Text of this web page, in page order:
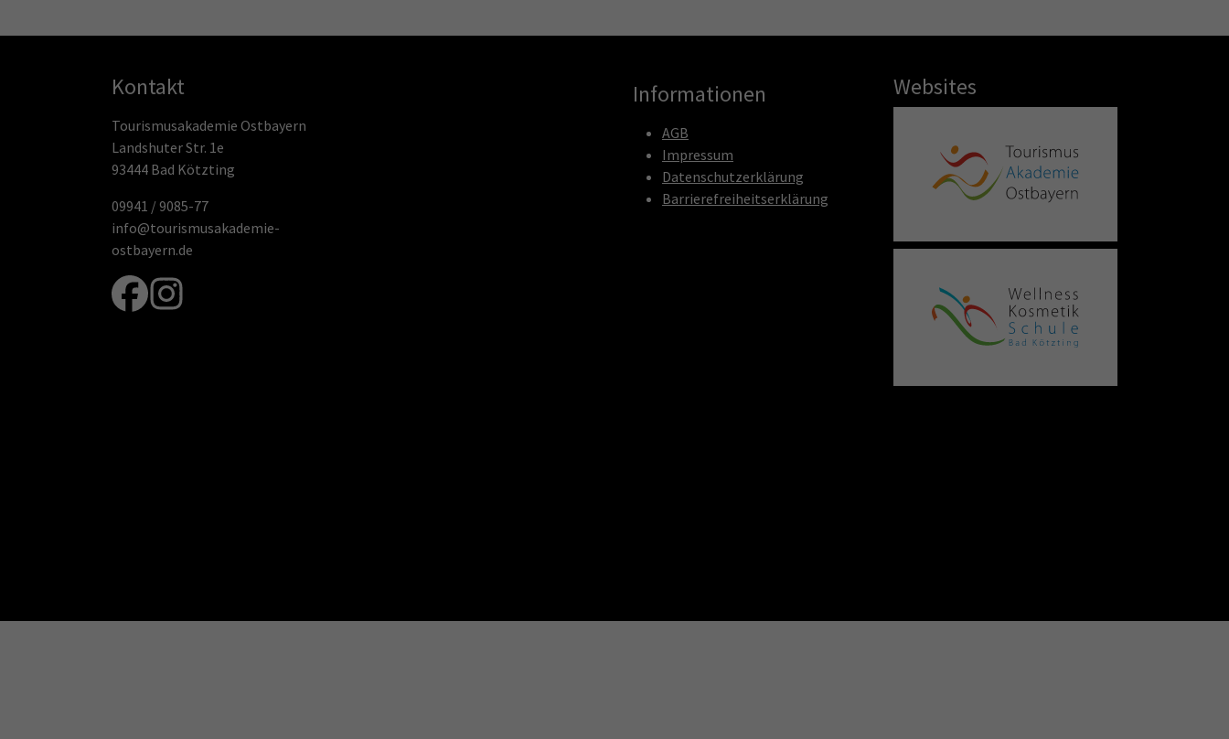
Kontakt
Tourismusakademie Ostbayern
Landshuter Str. 1e
93444 Bad Kötzting
09941 / 9085-77
info@tourismusakademie-
ostbayern.de
Informationen
AGB
Impressum
Datenschutzerklärung
Barrierefreiheitserklärung
Websites